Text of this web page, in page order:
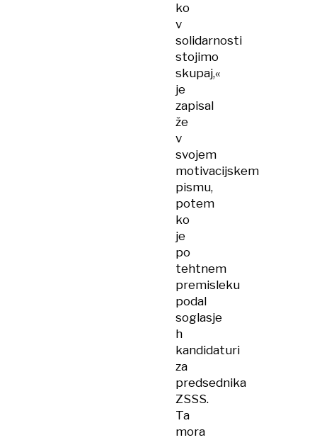
ko
v
solidarnosti
stojimo
skupaj,«
je
zapisal
že
v
svojem
motivacijskem
pismu,
potem
ko
je
po
tehtnem
premisleku
podal
soglasje
h
kandidaturi
za
predsednika
ZSSS.
Ta
mora